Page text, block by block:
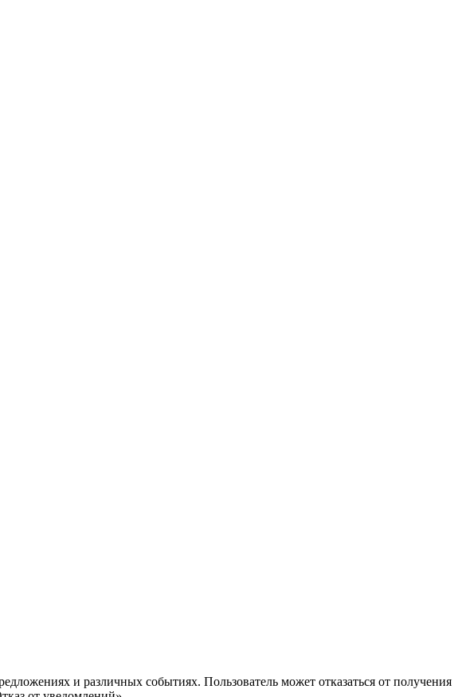
и различных событиях. Пользователь может отказаться от получения